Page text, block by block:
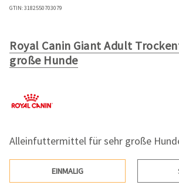
GTIN:3182550703079
Royal Canin Giant Adult
große Hunde
Alleinfuttermittel für sehr große
EINMALIG